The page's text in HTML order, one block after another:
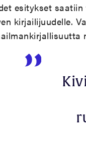
esitykset
kirjailijuudelle.